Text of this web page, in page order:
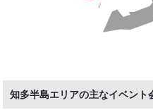
知多半島エリアの主なイベント